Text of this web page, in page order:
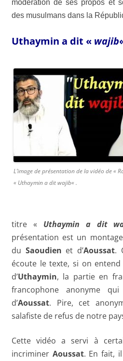
modération de ses propos et
des musulmans dans la
Uthaymin a dit « wajib
L’image de présentation de la vidéo de «
« Uthaymin a dit wajib« .
titre « Uthaymin a dit
présentation est un
du Saoudien et d’Aoussat.
écoute le texte, si on
d’Uthaymin, la partie en
francophone anonyme
d’Aoussat. Pire, cet
salafiste de refus de notre
Cette vidéo a servi à
incriminer Aoussat. En fait,